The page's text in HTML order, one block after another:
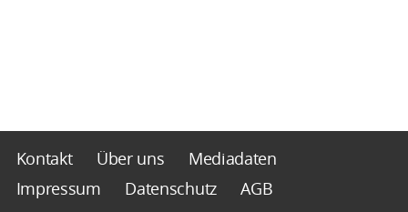
Kontakt Über uns
Mediadaten
Impressum
Datenschutz
AGB